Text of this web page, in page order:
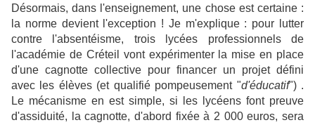
Désormais, dans l'enseignement, une chose est certaine :
la norme devient l'exception ! Je m'explique : pour lutter
contre l'absentéisme, trois lycées professionnels de
l'académie de Créteil vont expérimenter la mise en place
d'une cagnotte collective pour financer un projet défini
avec les élèves (et qualifié pompeusement "d'éducatif") .
Le mécanisme en est simple, si les lycéens font preuve
d'assiduité, la cagnotte, d'abord fixée à 2 000 euros, sera